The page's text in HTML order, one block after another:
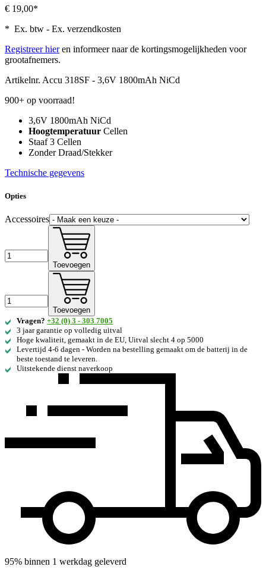
€ 19,00*
* Ex. btw - Ex. verzendkosten
Registreer hieren informeer naar de kortingsmogelijkheden voor
grootafnemers.
Artikelnr. Accu 318SF - 3,6V 1800mAh NiCd
900+ op voorraad!
3,6V 1800mAh NiCd
Hoogtemperatuur Cellen
Staaf 3 Cellen
Zonder Draad/Stekker
Technische gegevens
Opties
Accessoires
Toevoegen
Toevoegen
Vragen? +32 (0) 3 - 303 7005
3 jaar garantie op volledig uitval
Hoge kwaliteit, gemaakt in de EU, Uitval slecht 4 op 5000
Levertijd 4-6 dagen - Worden na bestelling gemaakt om de batterij in de
beste toestand te leveren.
Uitstekende dienst naverkoop
95% binnen 1 werkdag geleverd